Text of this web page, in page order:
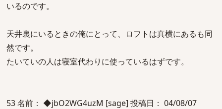
いるのです。
天井裏にいるときの俺にとって、ロフトは真横にあるも同
然です。
たいていの人は寝室代わりに使っているはずです。
53 名前： ◆jbO2WG4uzM [sage] 投稿日： 04/08/07